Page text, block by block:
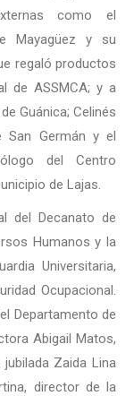
como el
Mayagüez y su
regaló productos
de ASSMCA; y a
Guánica; Celinés
San Germán y el
del Centro
de Lajas.
del Decanato de
Humanos y la
Universitaria,
Ocupacional.
Departamento de
Abigail Matos,
Zaida Lina
director de la